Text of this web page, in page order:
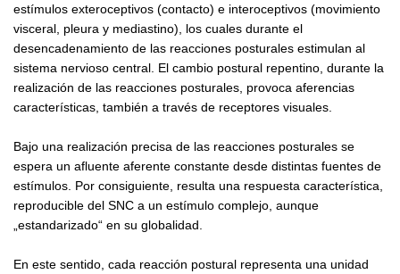
estímulos exteroceptivos (contacto) e interoceptivos (movimiento
visceral, pleura y mediastino), los cuales durante el
desencadenamiento de las reacciones posturales estimulan al
sistema nervioso central. El cambio postural repentino, durante la
realización de las reacciones posturales, provoca aferencias
características, también a través de receptores visuales.
Bajo una realización precisa de las reacciones posturales se
espera un afluente aferente constante desde distintas fuentes de
estímulos. Por consiguiente, resulta una respuesta característica,
reproducible del SNC a un estímulo complejo, aunque
„estandarizado“ en su globalidad.
En este sentido, cada reacción postural representa una unidad